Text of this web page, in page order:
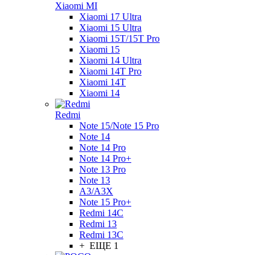
Xiaomi MI
Xiaomi 17 Ultra
Xiaomi 15 Ultra
Xiaomi 15T/15T Pro
Xiaomi 15
Xiaomi 14 Ultra
Xiaomi 14T Pro
Xiaomi 14T
Xiaomi 14
Redmi
Note 15/Note 15 Pro
Note 14
Note 14 Pro
Note 14 Pro+
Note 13 Pro
Note 13
A3/A3X
Note 15 Pro+
Redmi 14C
Redmi 13
Redmi 13C
+ ЕЩЕ 1